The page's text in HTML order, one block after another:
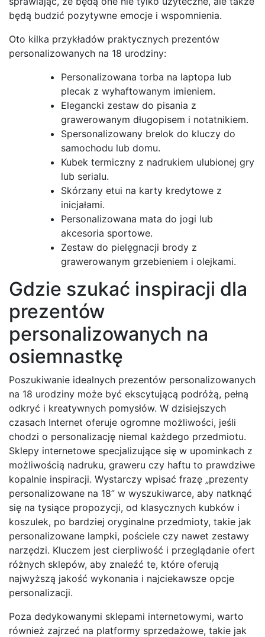
będą budzić pozytywne emocje i wspomnienia.
Oto kilka przykładów praktycznych prezentów
personalizowanych na 18 urodziny:
Personalizowana torba na laptopa lub
plecak z wyhaftowanym imieniem.
Elegancki zestaw do pisania z
grawerowanym długopisem i notatnikiem.
Spersonalizowany brelok do kluczy do
samochodu lub domu.
Kubek termiczny z nadrukiem ulubionej gry
lub serialu.
Skórzany etui na karty kredytowe z
inicjałami.
Personalizowana mata do jogi lub
akcesoria sportowe.
Zestaw do pielęgnacji brody z
grawerowanym grzebieniem i olejkami.
Gdzie szukać inspiracji dla
prezentów
personalizowanych na
osiemnastkę
Poszukiwanie idealnych prezentów personalizowanych
na 18 urodziny może być ekscytującą podróżą, pełną
odkryć i kreatywnych pomysłów. W dzisiejszych
czasach Internet oferuje ogromne możliwości, jeśli
chodzi o personalizację niemal każdego przedmiotu.
Sklepy internetowe specjalizujące się w upominkach z
możliwością nadruku, graweru czy haftu to prawdziwe
kopalnie inspiracji. Wystarczy wpisać frazę „prezenty
personalizowane na 18” w wyszukiwarce, aby natknąć
się na tysiące propozycji, od klasycznych kubków i
koszulek, po bardziej oryginalne przedmioty, takie jak
personalizowane lampki, pościele czy nawet zestawy
narzędzi. Kluczem jest cierpliwość i przeglądanie ofert
różnych sklepów, aby znaleźć te, które oferują
najwyższą jakość wykonania i najciekawsze opcje
personalizacji.
Poza dedykowanymi sklepami internetowymi, warto
również zajrzeć na platformy sprzedażowe, takie jak